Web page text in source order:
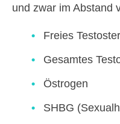
und zwar im Abstand
Freies
Gesamtes
Östrogen
SHBG